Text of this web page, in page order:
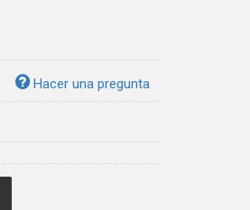
Hacer una pregunta